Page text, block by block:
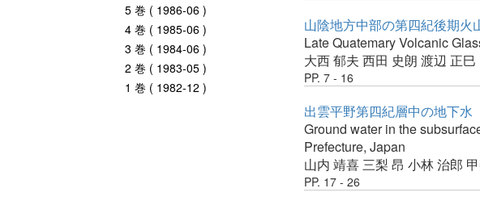
5 巻 ( 1986-06 )
4 巻 ( 1985-06 )
3 巻 ( 1984-06 )
2 巻 ( 1983-05 )
1 巻 ( 1982-12 )
山陰地方中部の第四紀後期火
Late Quatemary Volcanic
大西 郁夫 西田 史朗 渡辺 正巳
PP. 7 - 16
出雲平野第四紀層中の地下水
Ground water in the
Prefecture, Japan
山内 靖喜三梨 昂 小林 治郎
PP. 17 - 26